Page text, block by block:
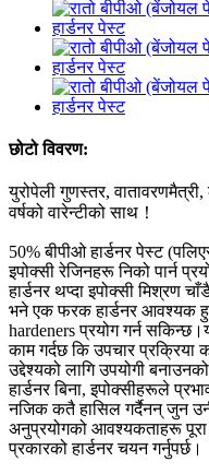
छोटो विवरण:
युरोपेली गुणस्तर,
वर्षको वारेन्टीको साथ！
50% बीपीओ हार्डनर पेस्ट
इपोक्सी रेजिनहरू निको पार्न
हार्डनर थप्दा इपोक्सी मिश्रण
भने एक फरक हार्डनर आवश्यक
hardeners प्रयोग गर्न
काम गर्दछ कि उपचार प्रक्रिया
उद्देश्यको लागि उपयोगी
हार्डनर बिना, इपोक्सीहरूले
नजिक कतै हासिल गर्दैनन् जुन
अनुप्रयोगको आवश्यकताहरू पूरा
प्रकारको हार्डनर चयन गर्नुपर्छ।